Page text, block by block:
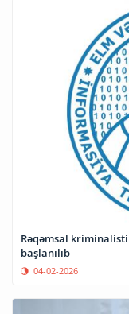
Rəqəmsal
başlanılıb
04-02-2026